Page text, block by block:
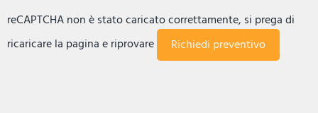
reCAPTCHA non è stato caricato correttamente, si prega di
ricaricare la pagina e riprovare